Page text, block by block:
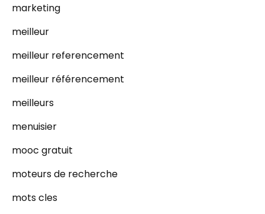
marketing
meilleur
meilleur referencement
meilleur référencement
meilleurs
menuisier
mooc gratuit
moteurs de recherche
mots cles